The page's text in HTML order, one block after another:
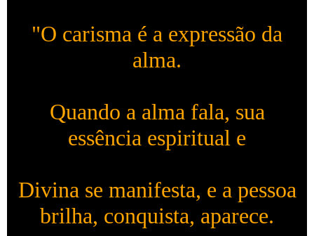
"O carisma é a expressão da
alma.
Quando a alma fala, sua
essência espiritual e
Divina se manifesta, e a pessoa
brilha, conquista, aparece.